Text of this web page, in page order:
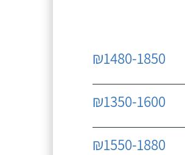
₪1480-1850
₪1350-1600
₪1550-1880